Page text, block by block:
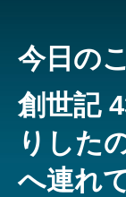
今日の
創世記
りした
へ連れ